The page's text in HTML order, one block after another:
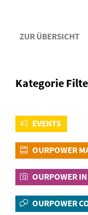
ZUR ÜBERSICHT
Kategorie
EVENTS
OURPOWER
OURPOWER
OURPOWER